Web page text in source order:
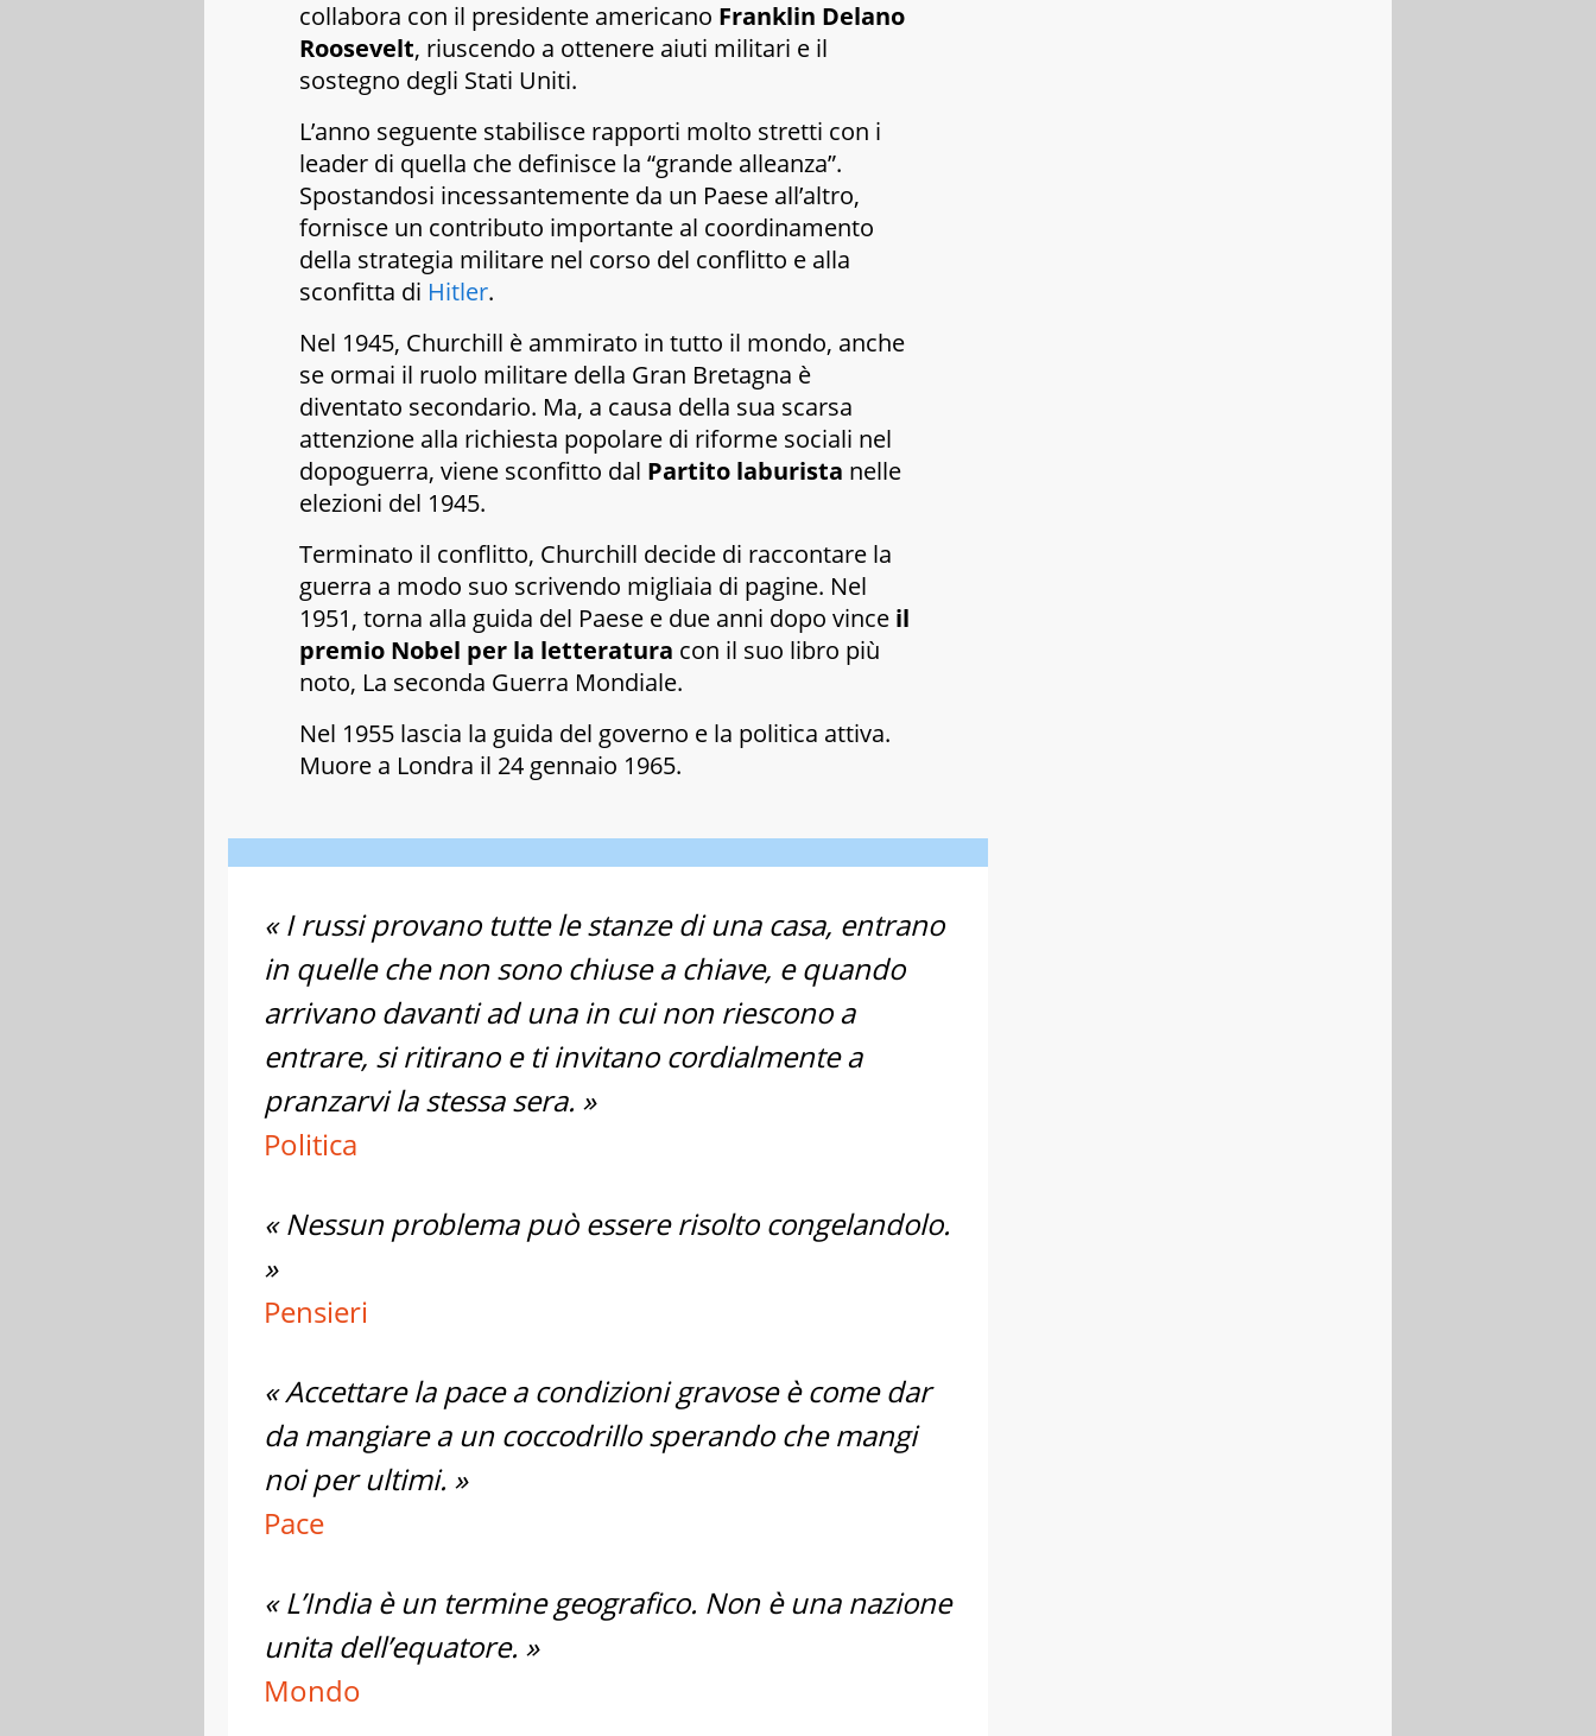
collabora con il presidente americano Franklin Delano
Roosevelt, riuscendo a ottenere aiuti militari e il
sostegno degli Stati Uniti.
L’anno seguente stabilisce rapporti molto stretti con i
leader di quella che definisce la “grande alleanza”.
Spostandosi incessantemente da un Paese all’altro,
fornisce un contributo importante al coordinamento
della strategia militare nel corso del conflitto e alla
sconfitta di Hitler.
Nel 1945, Churchill è ammirato in tutto il mondo, anche
se ormai il ruolo militare della Gran Bretagna è
diventato secondario. Ma, a causa della sua scarsa
attenzione alla richiesta popolare di riforme sociali nel
dopoguerra, viene sconfitto dal Partito laburista nelle
elezioni del 1945.
Terminato il conflitto, Churchill decide di raccontare la
guerra a modo suo scrivendo migliaia di pagine. Nel
1951, torna alla guida del Paese e due anni dopo vince il
premio Nobel per la letteratura con il suo libro più
noto, La seconda Guerra Mondiale.
Nel 1955 lascia la guida del governo e la politica attiva.
Muore a Londra il 24 gennaio 1965.
« I russi provano tutte le stanze di una casa, entrano
in quelle che non sono chiuse a chiave, e quando
arrivano davanti ad una in cui non riescono a
entrare, si ritirano e ti invitano cordialmente a
pranzarvi la stessa sera. »
Politica
« Nessun problema può essere risolto congelandolo.
»
Pensieri
« Accettare la pace a condizioni gravose è come dar
da mangiare a un coccodrillo sperando che mangi
noi per ultimi. »
Pace
« L’India è un termine geografico. Non è una nazione
unita dell’equatore. »
Mondo